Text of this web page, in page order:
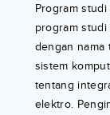
Program
program
dengan nama
sistem
tentang
elektro.